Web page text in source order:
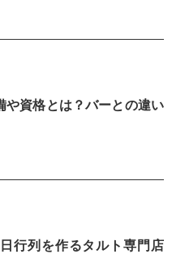
や資格とは？バーとの違い
行列を作るタルト専門店